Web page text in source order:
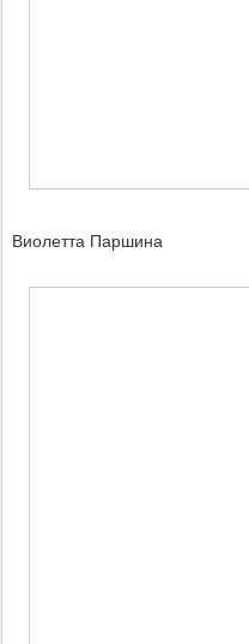
Виолетта Паршина